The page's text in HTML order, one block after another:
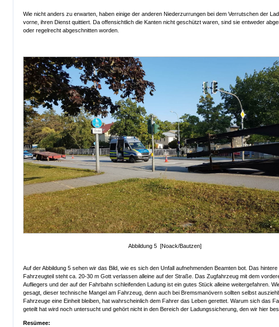
Wie nicht anders zu erwarten, haben einige der anderen Niederzurrungen bei dem Verrutschen der
vorne, ihren Dienst quittiert. Da offensichtlich die Kanten nicht geschützt waren, sind sie entweder
oder regelrecht abgeschnitten worden.
Abbildung 5 [Noack/Bautzen]
Auf der Abbildung 5 sehen wir das Bild, wie es sich den Unfall aufnehmenden Beamten bot. Das hintere
Fahrzeugteil steht ca. 20-30 m Gott verlassen alleine auf der Straße. Das Zugfahrzeug mit dem
Aufliegers und der auf der Fahrbahn schleifenden Ladung ist ein gutes Stück alleine weitergefahren.
gesagt, dieser technische Mangel am Fahrzeug, denn auch bei Bremsmanövern sollten selbst
Fahrzeuge eine Einheit bleiben, hat wahrscheinlich dem Fahrer das Leben gerettet. Warum sich das
geteilt hat wird noch untersucht und gehört nicht in den Bereich der Ladungssicherung, den wir hier
Resümee: